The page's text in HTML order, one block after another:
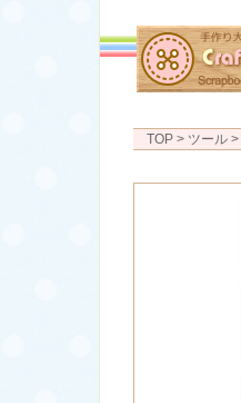
TOP > ツール >